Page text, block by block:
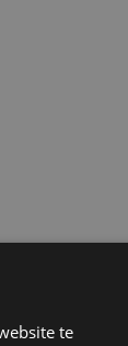
te